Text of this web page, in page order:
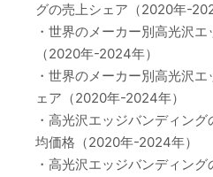
グの売上シェア（2020年-
・世界のメーカー別高光沢
（2020年-2024年）
・世界のメーカー別高光沢
ェア（2020年-2024年）
・高光沢エッジバンディン
均価格（2020年-2024年）
・高光沢エッジバンディン